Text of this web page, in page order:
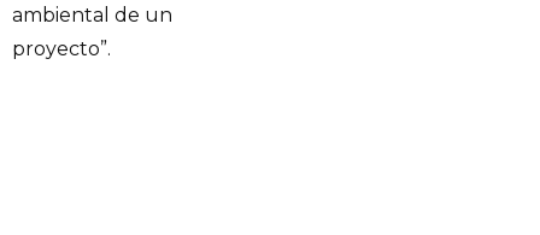
ambiental de un
proyecto”.